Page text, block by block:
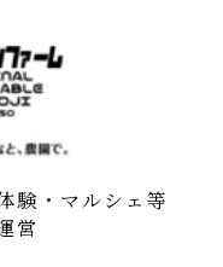
験・マルシェ等
営